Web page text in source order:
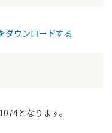
ダウンロードする
となります。